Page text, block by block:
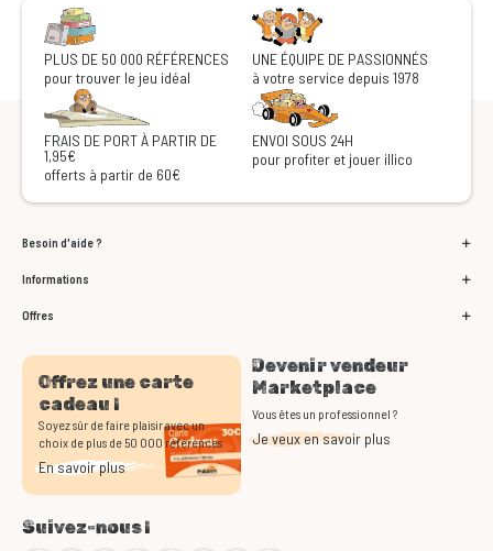
PLUS DE 50 000 RÉFÉRENCES
pour trouver le jeu idéal
UNE ÉQUIPE DE PASSIONNÉS
à votre service depuis 1978
FRAIS DE PORT À PARTIR DE
1,95€
offerts à partir de 60€
ENVOI SOUS 24H
pour profiter et jouer illico
Besoin d'aide ?
Informations
Offres
Offrez une carte
cadeau !
Soyez sûr de faire plaisir avec un
choix de plus de 50 000 références
En savoir plus
Devenir vendeur
Marketplace
Vous êtes un professionnel ?
Je veux en savoir plus
Suivez-nous !